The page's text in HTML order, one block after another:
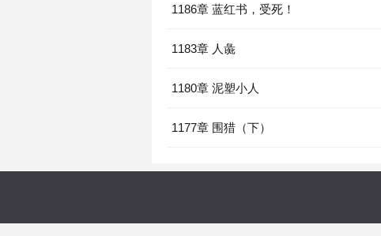
1186章 蓝红书，受死！
1183章 人彘
1180章 泥塑小人
1177章 围猎（下）